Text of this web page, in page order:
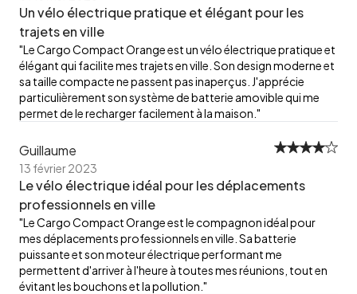
Un vélo électrique pratique et élégant pour les
trajets en ville
"Le Cargo Compact Orange est un vélo électrique pratique et
élégant qui facilite mes trajets en ville. Son design moderne et
sa taille compacte ne passent pas inaperçus. J'apprécie
particulièrement son système de batterie amovible qui me
permet de le recharger facilement à la maison."
Guillaume
13 février 2023
Le vélo électrique idéal pour les déplacements
professionnels en ville
"Le Cargo Compact Orange est le compagnon idéal pour
mes déplacements professionnels en ville. Sa batterie
puissante et son moteur électrique performant me
permettent d'arriver à l'heure à toutes mes réunions, tout en
évitant les bouchons et la pollution."